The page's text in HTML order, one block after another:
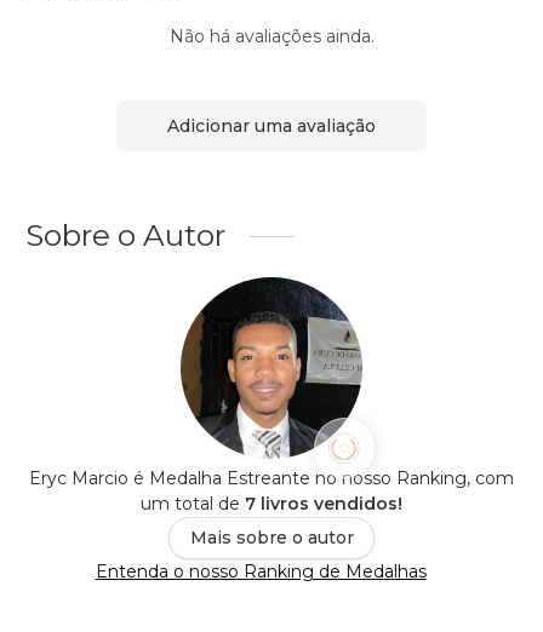
Não há avaliações ainda.
Adicionar uma avaliação
Sobre o Autor
Eryc Marcio é Medalha Estreante no nosso Ranking, com
um total de 7 livros vendidos!
Mais sobre o autor
Entenda o nosso Ranking de Medalhas